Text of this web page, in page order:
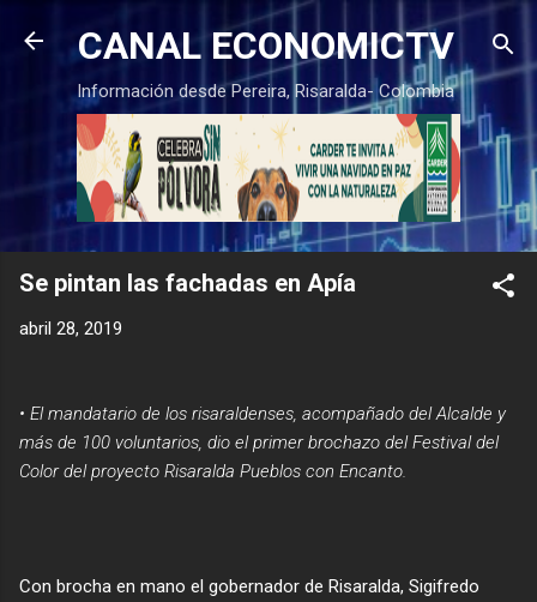
Ir al contenido principal
CANAL ECONOMICTV
Información desde Pereira, Risaralda- Colombia
Se pintan las fachadas en Apía
abril 28, 2019
• El mandatario de los risaraldenses, acompañado del Alcalde y
más de 100 voluntarios, dio el primer brochazo del Festival del
Color del proyecto Risaralda Pueblos con Encanto.
Con brocha en mano el gobernador de Risaralda, Sigifredo